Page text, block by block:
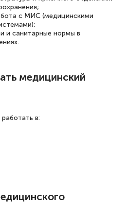
Я прошла курс
по
Хочется
со мной
на все
и в течении
уровня
с МИС (медицинскими
и санитарные нормы в
медицинский
в: